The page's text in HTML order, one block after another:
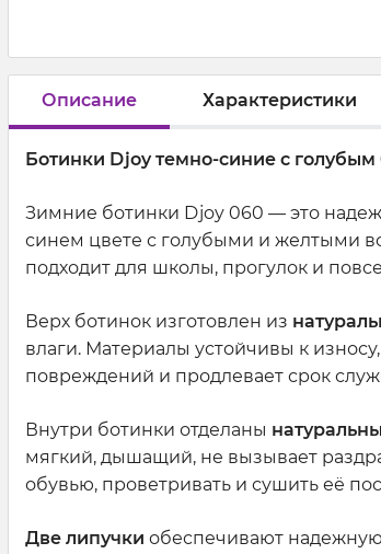
Описание Характеристики
Ботинки Djoy темно-синие с голубым
Зимние ботинки Djoy 060 — это
синем цвете с голубыми и желтыми
подходит для школы, прогулок и
Верх ботинок изготовлен из
влаги. Материалы устойчивы к
повреждений и продлевает срок
Внутри ботинки отделаны
мягкий, дышащий, не вызывает
обувью, проветривать и сушить её
Две липучки обеспечивают